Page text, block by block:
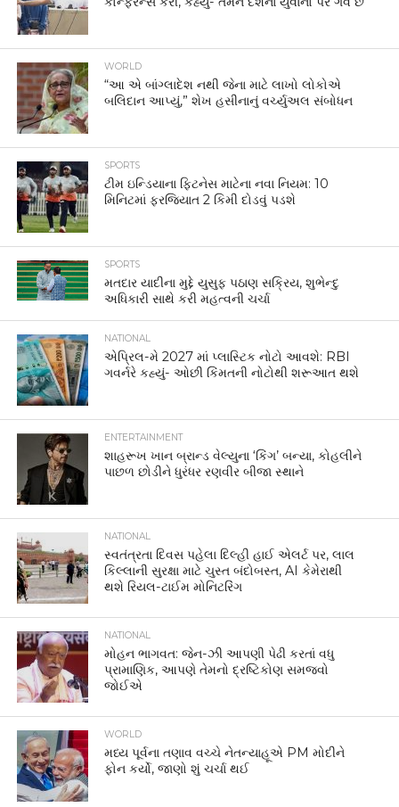
WORLD
“આ એ બાંગ્લાદેશ નથી જેના માટે લાખો લોકોએ
બલિદાન આપ્યું,” શેખ હસીનાનું વર્ચ્યુઅલ સંબોધન
SPORTS
ટીમ ઇન્ડિયાના ફિટનેસ માટેના નવા નિયમ: 10
મિનિટમાં ફરજિયાત 2 કિમી દોડવું પડશે
SPORTS
મતદાર યાદીના મુદ્દે યુસુફ પઠાણ સક્રિય, શુભેન્દુ
અધિકારી સાથે કરી મહત્વની ચર્ચા
NATIONAL
એપ્રિલ-મે 2027 માં પ્લાસ્ટિક નોટો આવશે: RBI
ગવર્નરે કહ્યું- ઓછી કિંમતની નોટોથી શરૂઆત થશે
ENTERTAINMENT
શાહરૂખ ખાન બ્રાન્ડ વેલ્યુના ‘કિંગ’ બન્યા, કોહલીને
પાછળ છોડીને ધુરંધર રણવીર બીજા સ્થાને
NATIONAL
સ્વતંત્રતા દિવસ પહેલા દિલ્હી હાઈ એલર્ટ પર, લાલ
કિલ્લાની સુરક્ષા માટે ચુસ્ત બંદોબસ્ત, AI કેમેરાથી
થશે રિયલ-ટાઈમ મોનિટરિંગ
NATIONAL
મોહન ભાગવત: જેન-ઝી આપણી પેઢી કરતાં વધુ
પ્રામાણિક, આપણે તેમનો દ્રષ્ટિકોણ સમજવો
જોઈએ
WORLD
મધ્ય પૂર્વના તણાવ વચ્ચે નેતન્યાહૂએ PM મોદીને
ફોન કર્યો, જાણો શું ચર્ચા થઈ